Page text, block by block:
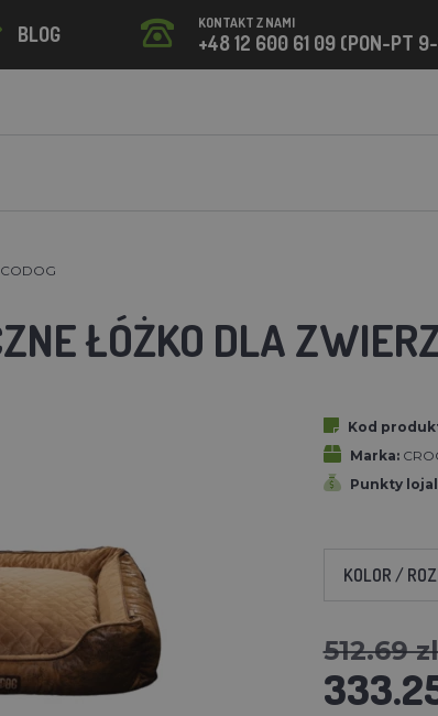
BLOG KONTAKT Z NAMI
+48 12 600 61 09 (PON-PT
ŁÓŻKO DLA
Kod
Marka:
Punkty
KOLOR /
512.69 zl